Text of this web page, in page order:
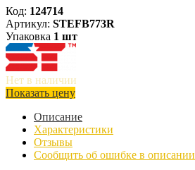
Код: 124714
Артикул: STEFB773R
Упаковка 1 шт
Нет в наличии
Показать цену
Описание
Характеристики
Отзывы
Сообщить об ошибке в описании